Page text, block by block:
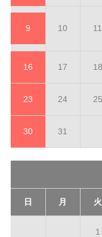
9 10 11
16 17 18
23 24 25
30 31
日 月 火
1